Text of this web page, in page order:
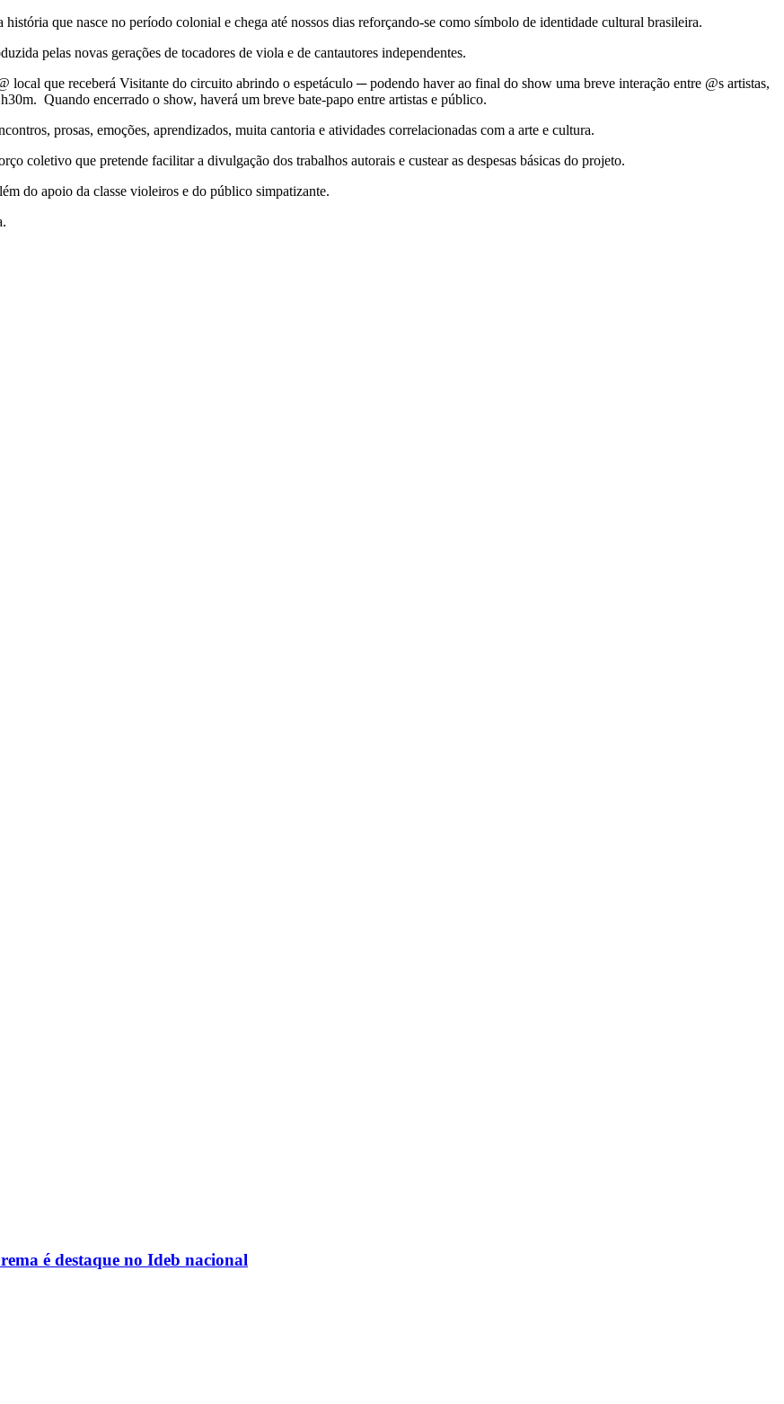
que nasce no período colonial e chega até nossos dias reforçando-se como símbolo de identidade cultural brasileira.
pelas novas gerações de tocadores de viola e de cantautores independentes.
que receberá Visitante do circuito abrindo o espetáculo ─ podendo haver ao final do show uma breve interação entre @s artistas,
Quando encerrado o show, haverá um breve bate-papo entre artistas e público.
prosas, emoções, aprendizados, muita cantoria e atividades correlacionadas com a arte e cultura.
coletivo que pretende facilitar a divulgação dos trabalhos autorais e custear as despesas básicas do projeto.
do apoio da classe violeiros e do público simpatizante.
é destaque no Ideb nacional